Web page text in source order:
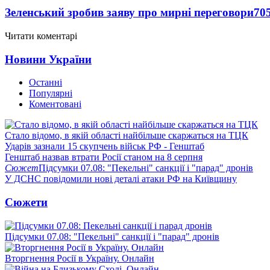
Зеленський зробив заяву про мирні переговори
Читати коментарі
Новини України
Останні
Популярні
Коментовані
Стало відомо, в якій області найбільше скаржаться на ТЦК
Ударів зазнали 15 скупчень військ РФ - Генштаб
Генштаб назвав втрати Росії станом на 8 серпня
СюжетПідсумки 07.08: "Пекельні" санкції і "парад" дронів
У ДСНС повідомили нові деталі атаки РФ на Київщину
Сюжети
Підсумки 07.08: "Пекельні" санкції і "парад" дронів
Вторгнення Росії в Україну. Онлайн